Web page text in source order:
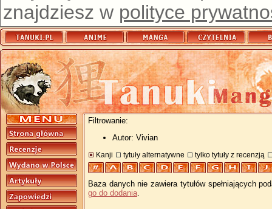
znajdziesz w polityce
Filtrowanie:
Autor: Vivian
Kanji tytuły alternatywne tylko tytuły z recenzją
Baza danych nie zawiera tytułów spełniających
go do dodania.